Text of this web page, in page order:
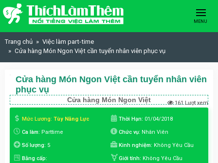
Skip to content
MENU
Trang chủ
Việc làm part-time
Cửa hàng Món Ngon Việt cần tuyển nhân viên phục vụ
Cửa hàng Món Ngon Việt cần tuyển nhân viên
phục vụ
Cửa hàng Món Ngon Việt 161 Lượt xem
Mức Lương: Tùy Năng Lực Thời Hạn: 01/04/2018
Ca làm: Parttime Chức vụ: Nhân Viên
Số lượng: 5 Kinh nghiệm: Không Yêu Cầu
Bằng cấp: Giới tính: Không Yêu Cầu